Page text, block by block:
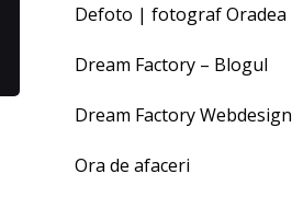
Defoto | fotograf Oradea
Dream Factory – Blogul
Dream Factory Webdesign
Ora de afaceri